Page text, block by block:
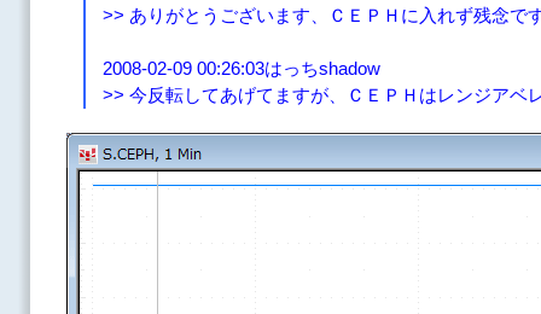
>> ありがとうございます、ＣＥＰＨに入れず残念で
2008-02-09 00:26:03はっちshadow
>> 今反転してあげてますが、ＣＥＰＨはレンジアベ